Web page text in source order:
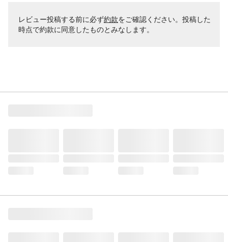
レビュー投稿する前に必ず約款をご確認ください。投稿した
時点で約款に同意したものとみなします。